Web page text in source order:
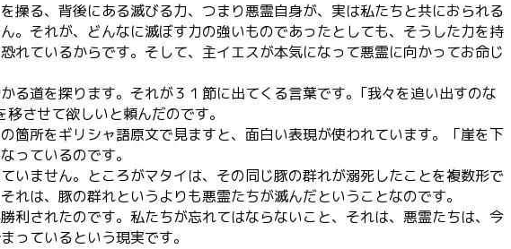
る、背後にある滅びる力、つまり悪霊自身が、実は私たちと共におられる
。それが、どんなに滅ぼす力の強いものであったとしても、そうした力を持
ているからです。そして、主イエスが本気になって悪霊に向かってお命じ
道を探ります。それが３１節に出てくる言葉です。｢我々を追い出すのな
させて欲しいと頼んだのです。
所をギリシャ語原文で見ますと、面白い表現が使われています。「崖を下
っているのです。
ません。ところがマタイは、その同じ豚の群れが溺死したことを複数形で
は、豚の群れというよりも悪霊たちが滅んだということなのです。
利されたのです。私たちが忘れてはならないこと、それは、悪霊たちは、今
っているという現実です。